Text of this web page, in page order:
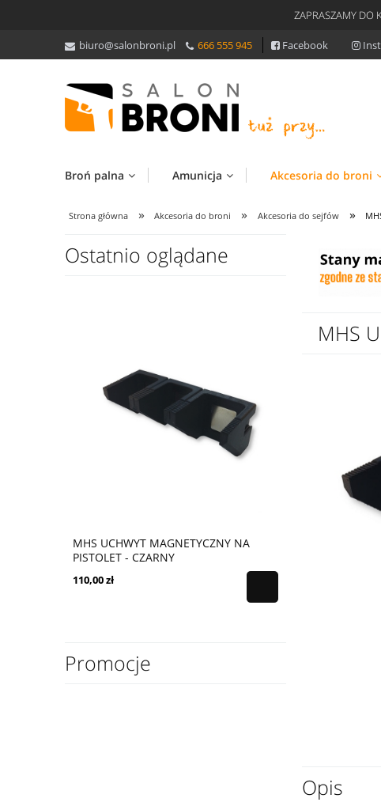
ZAPRASZAMY DO
biuro@salonbroni.pl 666 555 945 Facebook
Broń palna Amunicja Akcesoria do broni
Strona główna » Akcesoria do broni » Akcesoria do sejfów »
Ostatnio oglądane
MHS UCHWYT MAGNETYCZNY NA
PISTOLET - CZARNY
110,00 zł
Promocje
MHS
Opis